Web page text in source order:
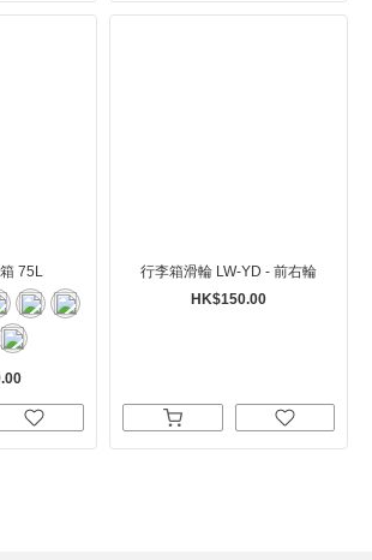
75L
行李箱滑輪 LW-YD - 前右輪
HK$150.00